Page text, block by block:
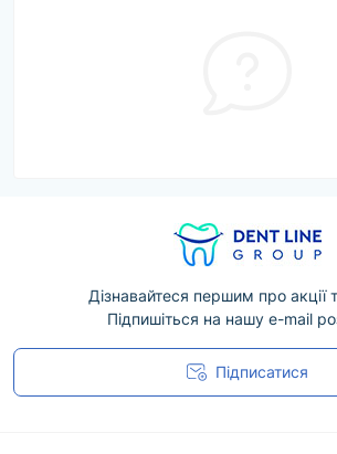
Дізнавайтеся першим про акції
Підпишіться на нашу e-mail
Підписатися